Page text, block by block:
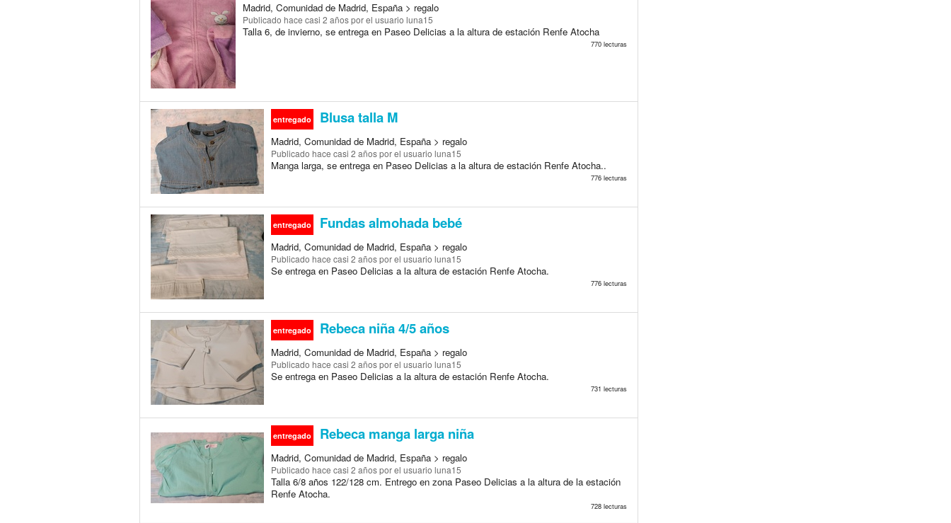
Madrid, Comunidad de Madrid, España > regalo
Publicado hace casi 2 añospor el usuario luna15
Talla 6, de invierno, se entrega en Paseo Delicias a la altura de estación Renfe Atocha
770 lecturas
entregado Blusa talla M
Madrid, Comunidad de Madrid, España > regalo
Publicado hace casi 2 añospor el usuario luna15
Manga larga, se entrega en Paseo Delicias a la altura de estación Renfe Atocha..
776 lecturas
entregado Fundas almohada bebé
Madrid, Comunidad de Madrid, España > regalo
Publicado hace casi 2 añospor el usuario luna15
Se entrega en Paseo Delicias a la altura de estación Renfe Atocha.
776 lecturas
entregado Rebeca niña 4/5 años
Madrid, Comunidad de Madrid, España > regalo
Publicado hace casi 2 añospor el usuario luna15
Se entrega en Paseo Delicias a la altura de estación Renfe Atocha.
731 lecturas
entregado Rebeca manga larga niña
Madrid, Comunidad de Madrid, España > regalo
Publicado hace casi 2 añospor el usuario luna15
Talla 6/8 años 122/128 cm. Entrego en zona Paseo Delicias a la altura de la estación
Renfe Atocha.
728 lecturas